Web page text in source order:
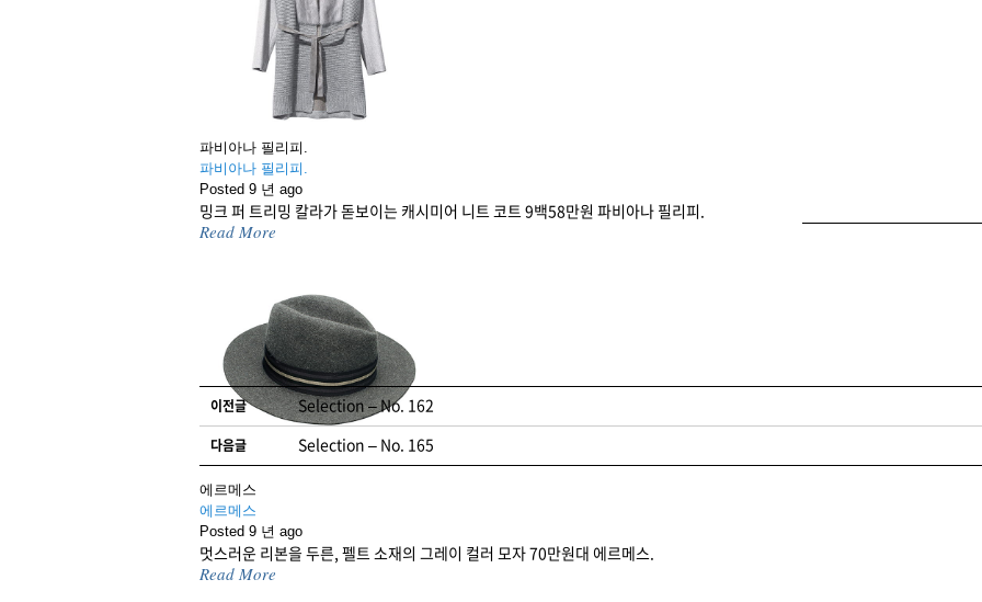
파비아나 필리피.
파비아나 필리피.
Posted 9 년 ago
밍크 퍼 트리밍 칼라가 돋보이는 캐시미어 니트 코트 9백58만원 파비아나 필리피.
Read More
에르메스
에르메스
Posted 9 년 ago
멋스러운 리본을 두른, 펠트 소재의 그레이 컬러 모자 70만원대 에르메스.
Read More
글 네비게이션
이전글 Selection – No. 162
다음글 Selection – No. 165
댓글 남기기 로그인을 해야 댓글을 남길 수 있습니다.